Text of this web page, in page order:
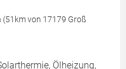
(51km von 17179 Groß
Ölheizung,